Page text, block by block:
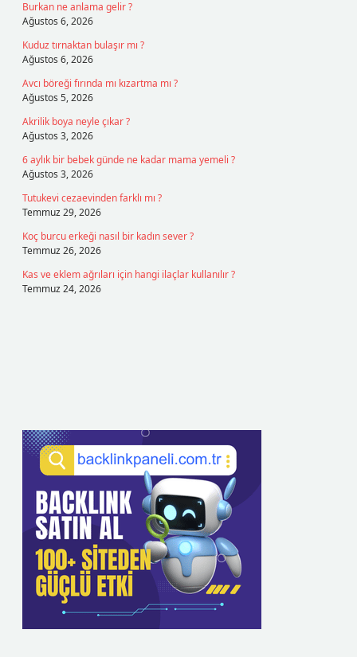
Burkan ne anlama gelir ?
Ağustos 6, 2026
Kuduz tırnaktan bulaşır mı ?
Ağustos 6, 2026
Avcı böreği fırında mı kızartma mı ?
Ağustos 5, 2026
Akrilik boya neyle çıkar ?
Ağustos 3, 2026
6 aylık bir bebek günde ne kadar mama yemeli ?
Ağustos 3, 2026
Tutukevi cezaevinden farklı mı ?
Temmuz 29, 2026
Koç burcu erkeği nasıl bir kadın sever ?
Temmuz 26, 2026
Kas ve eklem ağrıları için hangi ilaçlar kullanılır ?
Temmuz 24, 2026